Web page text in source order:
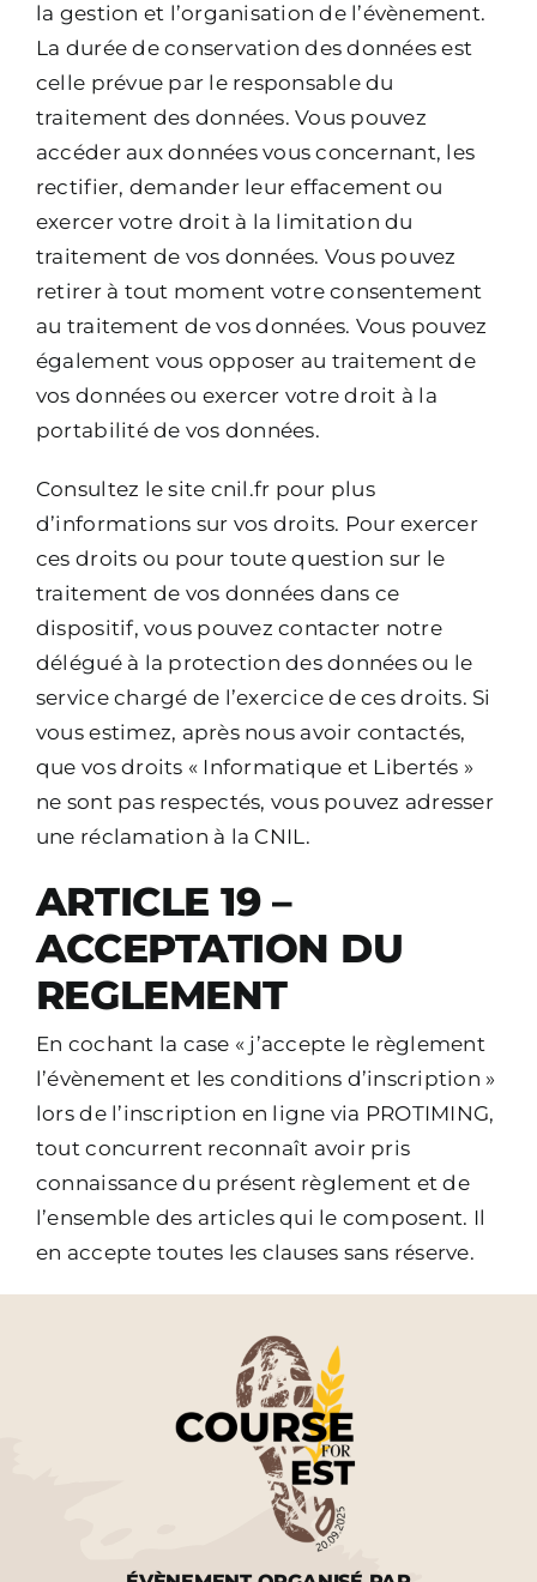
la gestion et l’organisation de l’évènement.
La durée de conservation des données est
celle prévue par le responsable du
traitement des données.Vous pouvez
accéder aux données vous concernant, les
rectifier, demander leur effacement ou
exercer votre droit à la limitation du
traitement de vos données. Vous pouvez
retirer à tout moment votre consentement
au traitement de vos données. Vous pouvez
également vous opposer au traitement de
vos données ou exercer votre droit à la
portabilité de vos données.
Consultez le site cnil.fr pour plus
d’informations sur vos droits. Pour exercer
ces droits ou pour toute question sur le
traitement de vos données dans ce
dispositif, vous pouvez contacter notre
délégué à la protection des données ou le
service chargé de l’exercice de ces droits. Si
vous estimez, après nous avoir contactés,
que vos droits « Informatique et Libertés »
ne sont pas respectés, vous pouvez adresser
une réclamation à la CNIL.
ARTICLE 19 –
ACCEPTATION DU
REGLEMENT
En cochant la case « j’accepte le règlement
l’évènement et les conditions d’inscription »
lors de l’inscription en ligne via PROTIMING,
tout concurrent reconnaît avoir pris
connaissance du présent règlement et de
l’ensemble des articles qui le composent. Il
en accepte toutes les clauses sans réserve.